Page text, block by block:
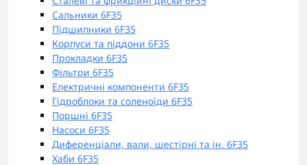
Сальники 6F35
Підшипники 6F35
Корпуси та піддони 6F35
Прокладки 6F35
Фільтри 6F35
Електричні компоненти 6F35
Гідроблоки та соленоїди 6F35
Поршні 6F35
Насоси 6F35
Диференціали, вали, шестірні та ін. 6F35
Хаби 6F35